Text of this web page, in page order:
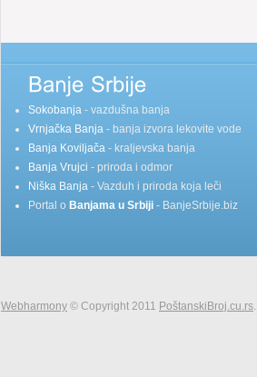
Sokobanja - vazdušna banja
Vrnjačka Banja - banja izvora lekovite vode
Banja Koviljača - kraljevska banja
Banja Vrujci - priroda i odmor
Niška Banja - Vazduh i priroda koja leči
Portal o Banjama u Srbiji - BanjeSrbije.biz
Webharmony © Copyright 2011 PoštanskiBroj.cu.rs.